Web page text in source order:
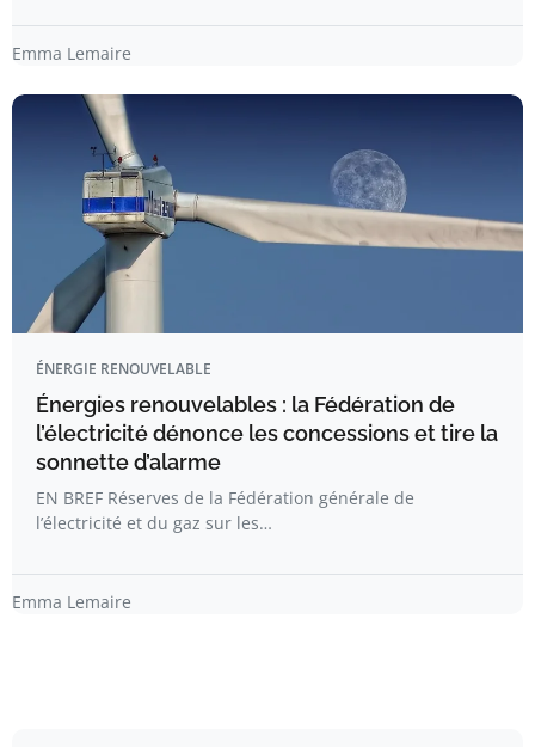
Emma Lemaire
ÉNERGIE RENOUVELABLE
Énergies renouvelables : la Fédération de
l’électricité dénonce les concessions et tire la
sonnette d’alarme
EN BREF Réserves de la Fédération générale de
l’électricité et du gaz sur les…
Emma Lemaire